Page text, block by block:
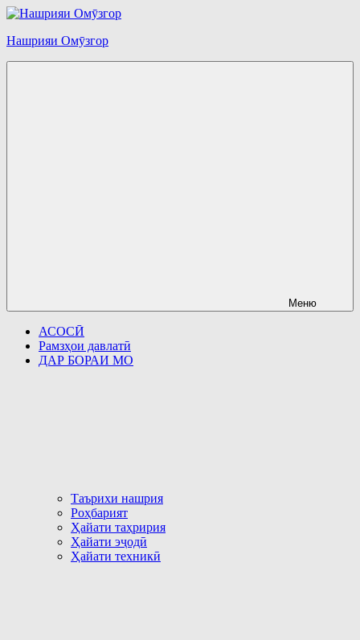
Перейти
содержимому
Нашрияи Омӯзгор
Меню
АСОСӢ
Рамзҳои давлатӣ
ДАР БОРАИ МО
Таърихи нашрия
Роҳбарият
Ҳайати таҳририя
Ҳайати эҷодӣ
Ҳайати техникӣ